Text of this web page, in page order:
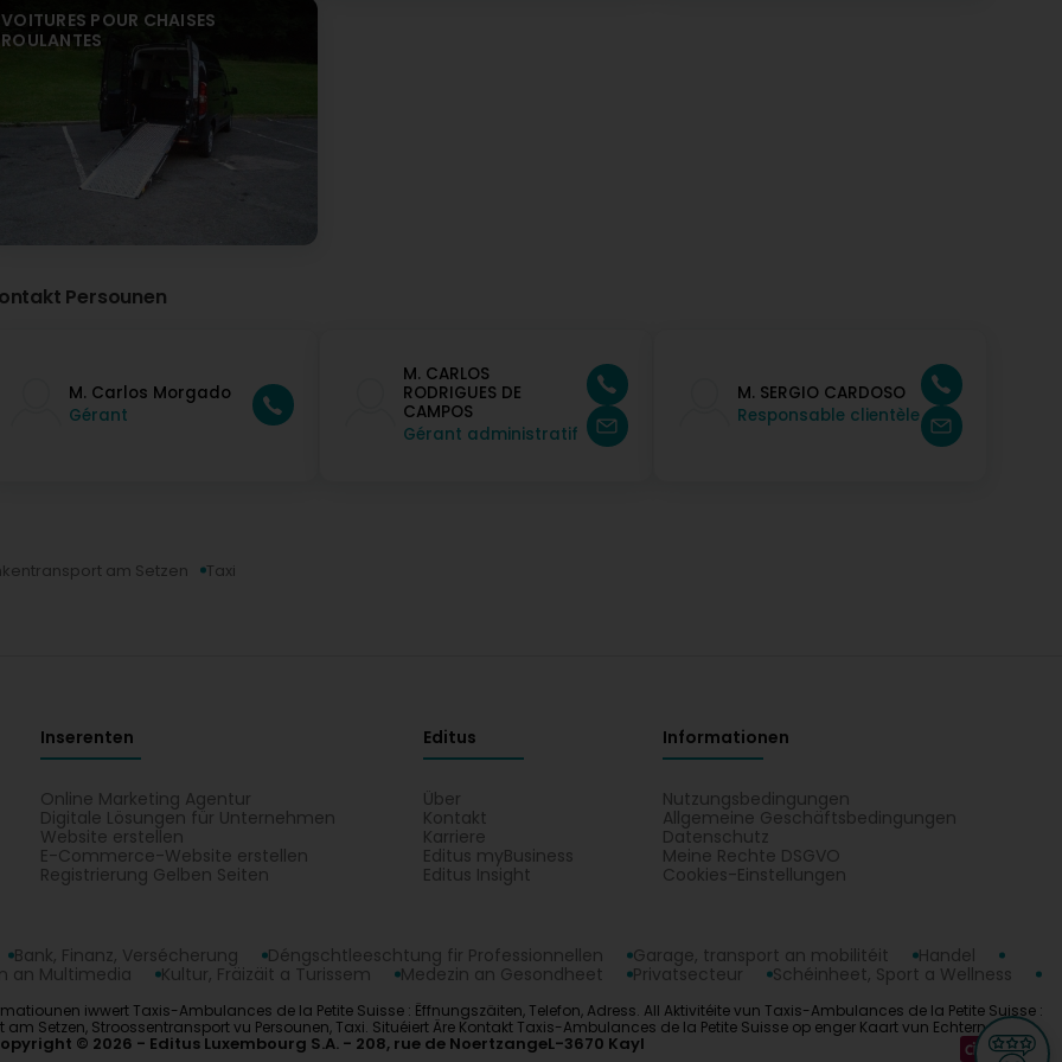
VOITURES POUR CHAISES
ROULANTES
Persounen
M. Carlos Morgado
Gérant
M. CARLOS
RODRIGUES DE
CAMPOS
Gérant administratif
M. SERGIO CARDOSO
Responsable clientèle
am Setzen Taxi
Inserenten
Online Marketing Agentur
Digitale Lösungen für Unternehmen
Website erstellen
E-Commerce-Website erstellen
Registrierung Gelben Seiten
Editus
Über
Kontakt
Karriere
Editus myBusiness
Editus Insight
Informationen
Nutzungsbedingungen
Allgemeine Geschäftsbedingungen
Datenschutz
Meine Rechte DSGVO
Cookies-Einstellungen
Bank, Finanz, Versécherung Déngschtleeschtung fir Professionnellen Garage, transport an mobilitéit
Handel
an Multimedia
Kultur, Fräizäit a Turissem Medezin an Gesondheet Privatsecteur Schéinheet, Sport a Wellness
iwwert Taxis-Ambulances de la Petite Suisse : Ëffnungszäiten, Telefon, Adress. All Aktivitéite vun Taxis-Ambulances de la Petite Suisse :
Setzen, Stroossentransport vu Persounen, Taxi. Situéiert Äre Kontakt Taxis-Ambulances de la Petite Suisse op enger Kaart vun Echternach.
© 2026 Editus Luxembourg S.A. 208, rue de NoertzangeL-3670 Kayl